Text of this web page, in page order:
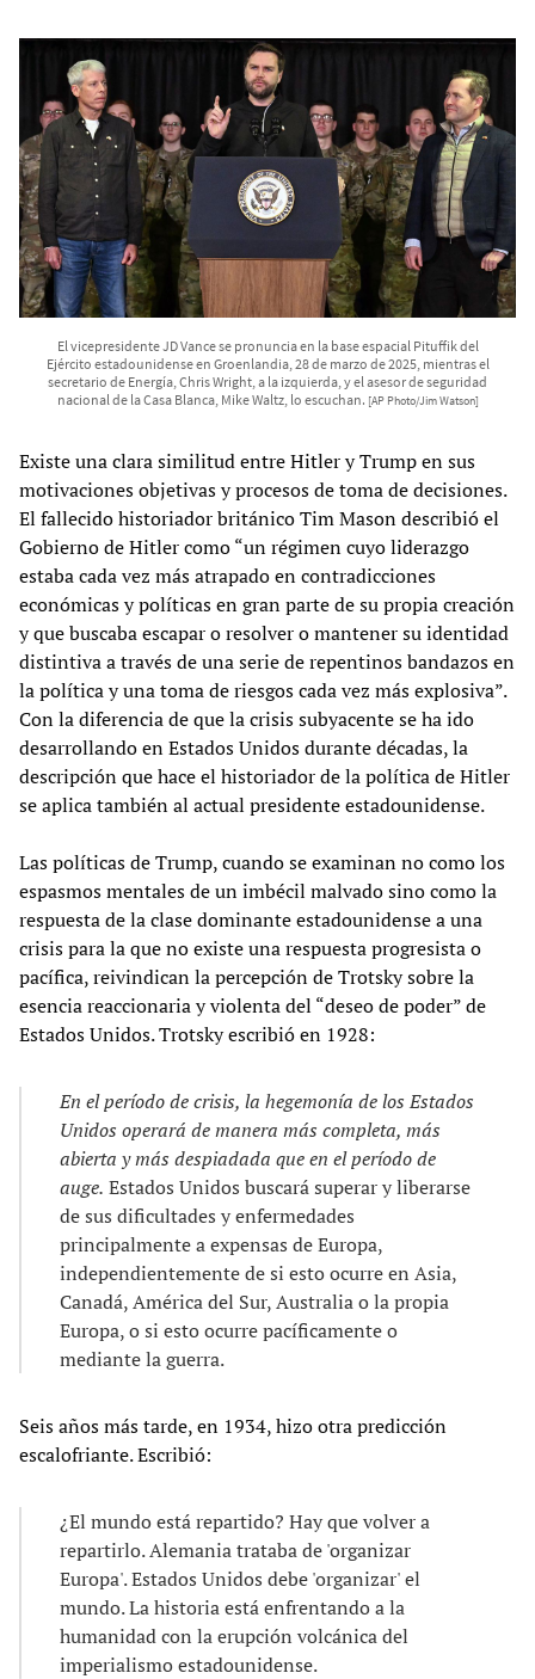
El vicepresidente JD Vance se pronuncia en la base espacial Pituffik del
Ejército estadounidense en Groenlandia, 28 de marzo de 2025, mientras el
secretario de Energía, Chris Wright, a la izquierda, y el asesor de seguridad
nacional de la Casa Blanca, Mike Waltz, lo escuchan. [AP Photo/Jim Watson]
Existe una clara similitud entre Hitler y Trump en sus
motivaciones objetivas y procesos de toma de decisiones.
El fallecido historiador británico Tim Mason describió el
Gobierno de Hitler como “un régimen cuyo liderazgo
estaba cada vez más atrapado en contradicciones
económicas y políticas en gran parte de su propia creación
y que buscaba escapar o resolver o mantener su identidad
distintiva a través de una serie de repentinos bandazos en
la política y una toma de riesgos cada vez más explosiva”.
Con la diferencia de que la crisis subyacente se ha ido
desarrollando en Estados Unidos durante décadas, la
descripción que hace el historiador de la política de Hitler
se aplica también al actual presidente estadounidense.
Las políticas de Trump, cuando se examinan no como los
espasmos mentales de un imbécil malvado sino como la
respuesta de la clase dominante estadounidense a una
crisis para la que no existe una respuesta progresista o
pacífica, reivindican la percepción de Trotsky sobre la
esencia reaccionaria y violenta del “deseo de poder” de
Estados Unidos. Trotsky escribió en 1928:
En el período de crisis, la hegemonía de los Estados
Unidos operará de manera más completa, más
abierta y más despiadada que en el período de
auge. Estados Unidos buscará superar y liberarse
de sus dificultades y enfermedades
principalmente a expensas de Europa,
independientemente de si esto ocurre en Asia,
Canadá, América del Sur, Australia o la propia
Europa, o si esto ocurre pacíficamente o
mediante la guerra.
Seis años más tarde, en 1934, hizo otra predicción
escalofriante. Escribió:
¿El mundo está repartido? Hay que volver a
repartirlo. Alemania trataba de 'organizar
Europa'. Estados Unidos debe 'organizar' el
mundo. La historia está enfrentando a la
humanidad con la erupción volcánica del
imperialismo estadounidense.